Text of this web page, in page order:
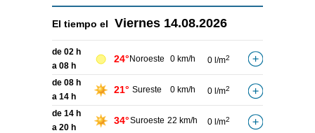
El tiempo el Viernes 14.08.2026
de 02 h
a 08 h
24°Noroeste 0 km/h 0 l/m2
de 08 h
a 14 h
21° Sureste 0 km/h 0 l/m2
de 14 h
a 20 h
34°Suroeste 22 km/h 0 l/m2